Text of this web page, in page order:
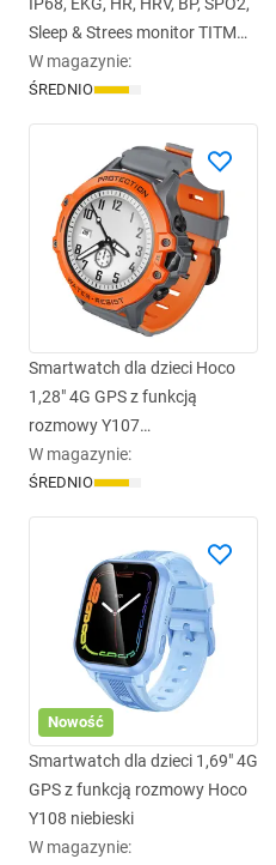
Sleep & Strees monitor TITMO
Loop I-110 złoty 0INT
W magazynie:
ŚREDNIO
Smartwatch dla dzieci Hoco
1,28" 4G GPS z funkcją
rozmowy Y107
pomarańczowy
W magazynie:
ŚREDNIO
Nowość
Smartwatch dla dzieci 1,69" 4G
GPS z funkcją rozmowy Hoco
Y108 niebieski
W magazynie: